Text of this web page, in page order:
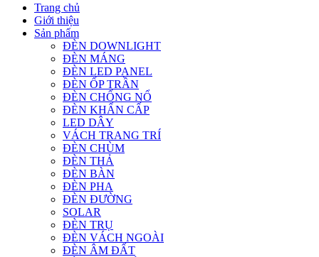
Trang chủ
Giới thiệu
Sản phẩm
ĐÈN DOWNLIGHT
ĐÈN MÁNG
ĐÈN LED PANEL
ĐÈN ỐP TRẦN
ĐÈN CHỐNG NỔ
ĐÈN KHẨN CẤP
LED DÂY
VÁCH TRANG TRÍ
ĐÈN CHÙM
ĐÈN THẢ
ĐÈN BÀN
ĐÈN PHA
ĐÈN ĐƯỜNG
SOLAR
ĐÈN TRỤ
ĐÈN VÁCH NGOÀI
ĐÈN ÂM ĐẤT